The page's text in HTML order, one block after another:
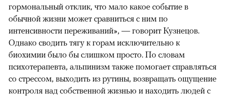
гормональный отклик, что мало какое событие в
обычной жизни может сравниться с ним по
интенсивности переживаний», — говорит Кузнецов.
Однако сводить тягу к горам исключительно к
биохимии было бы слишком просто. По словам
психотерапевта, альпинизм также помогает справляться
со стрессом, выходить из рутины, возвращать ощущение
контроля над собственной жизнью и находить людей с